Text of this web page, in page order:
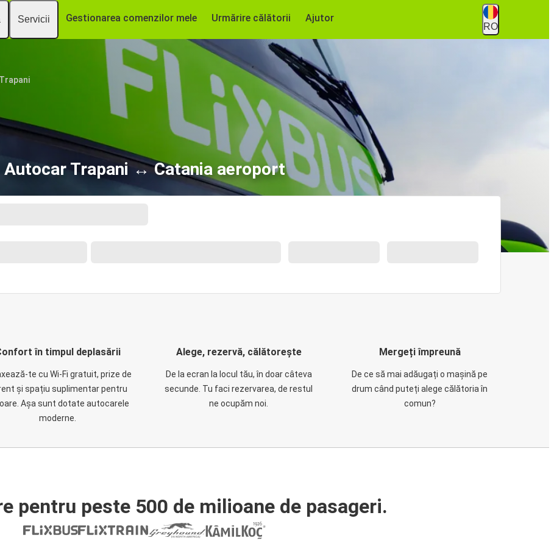
Servicii Gestionarea comenzilor mele Urmărire călătorii Ajutor
RO
Trapani
Autocar Trapani ↔ Catania aeroport
în timpul deplasării
te cu Wi-Fi gratuit, prize de
și spațiu suplimentar pentru
Așa sunt dotate autocarele
moderne.
Alege, rezervă, călătorește
De la ecran la locul tău, în doar câteva
secunde. Tu faci rezervarea, de restul
ne ocupăm noi.
Mergeți împreună
De ce să mai adăugați o mașină pe
drum când puteți alege călătoria în
comun?
pentru peste 500 de milioane de pasageri.